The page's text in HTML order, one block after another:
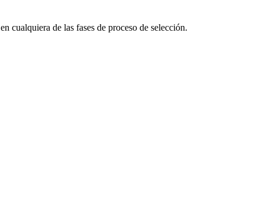
en cualquiera de las fases de proceso de selección.